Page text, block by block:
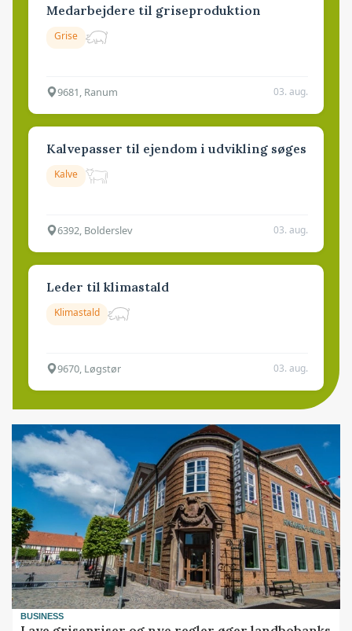
Medarbejdere til griseproduktion
Grise
9681, Ranum 03. aug.
Kalvepasser til ejendom i udvikling søges
Kalve
6392, Bolderslev 03. aug.
Leder til klimastald
Klimastald
9670, Løgstør 03. aug.
BUSINESS